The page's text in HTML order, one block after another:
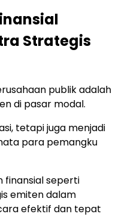
Strategis
publik adalah
di pasar modal.
tetapi juga menjadi
para pemangku
finansial seperti
emiten dalam
efektif dan tepat